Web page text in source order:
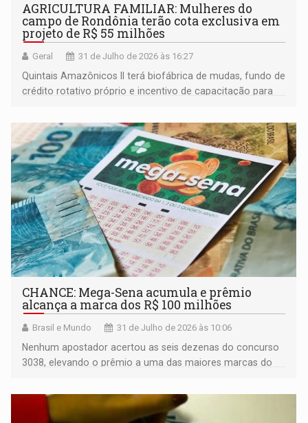
AGRICULTURA FAMILIAR: Mulheres do
campo de Rondônia terão cota exclusiva em
projeto de R$ 55 milhões
Geral 31 de Julho de 2026 às 16:27
Quintais Amazônicos II terá biofábrica de mudas, fundo de
crédito rotativo próprio e incentivo de capacitação para
receberão recursos primeiro
CHANCE: Mega-Sena acumula e prêmio
alcança a marca dos R$ 100 milhões
Brasil e Mundo 31 de Julho de 2026 às 10:06
Nenhum apostador acertou as seis dezenas do concurso
3038, elevando o prêmio a uma das maiores marcas do